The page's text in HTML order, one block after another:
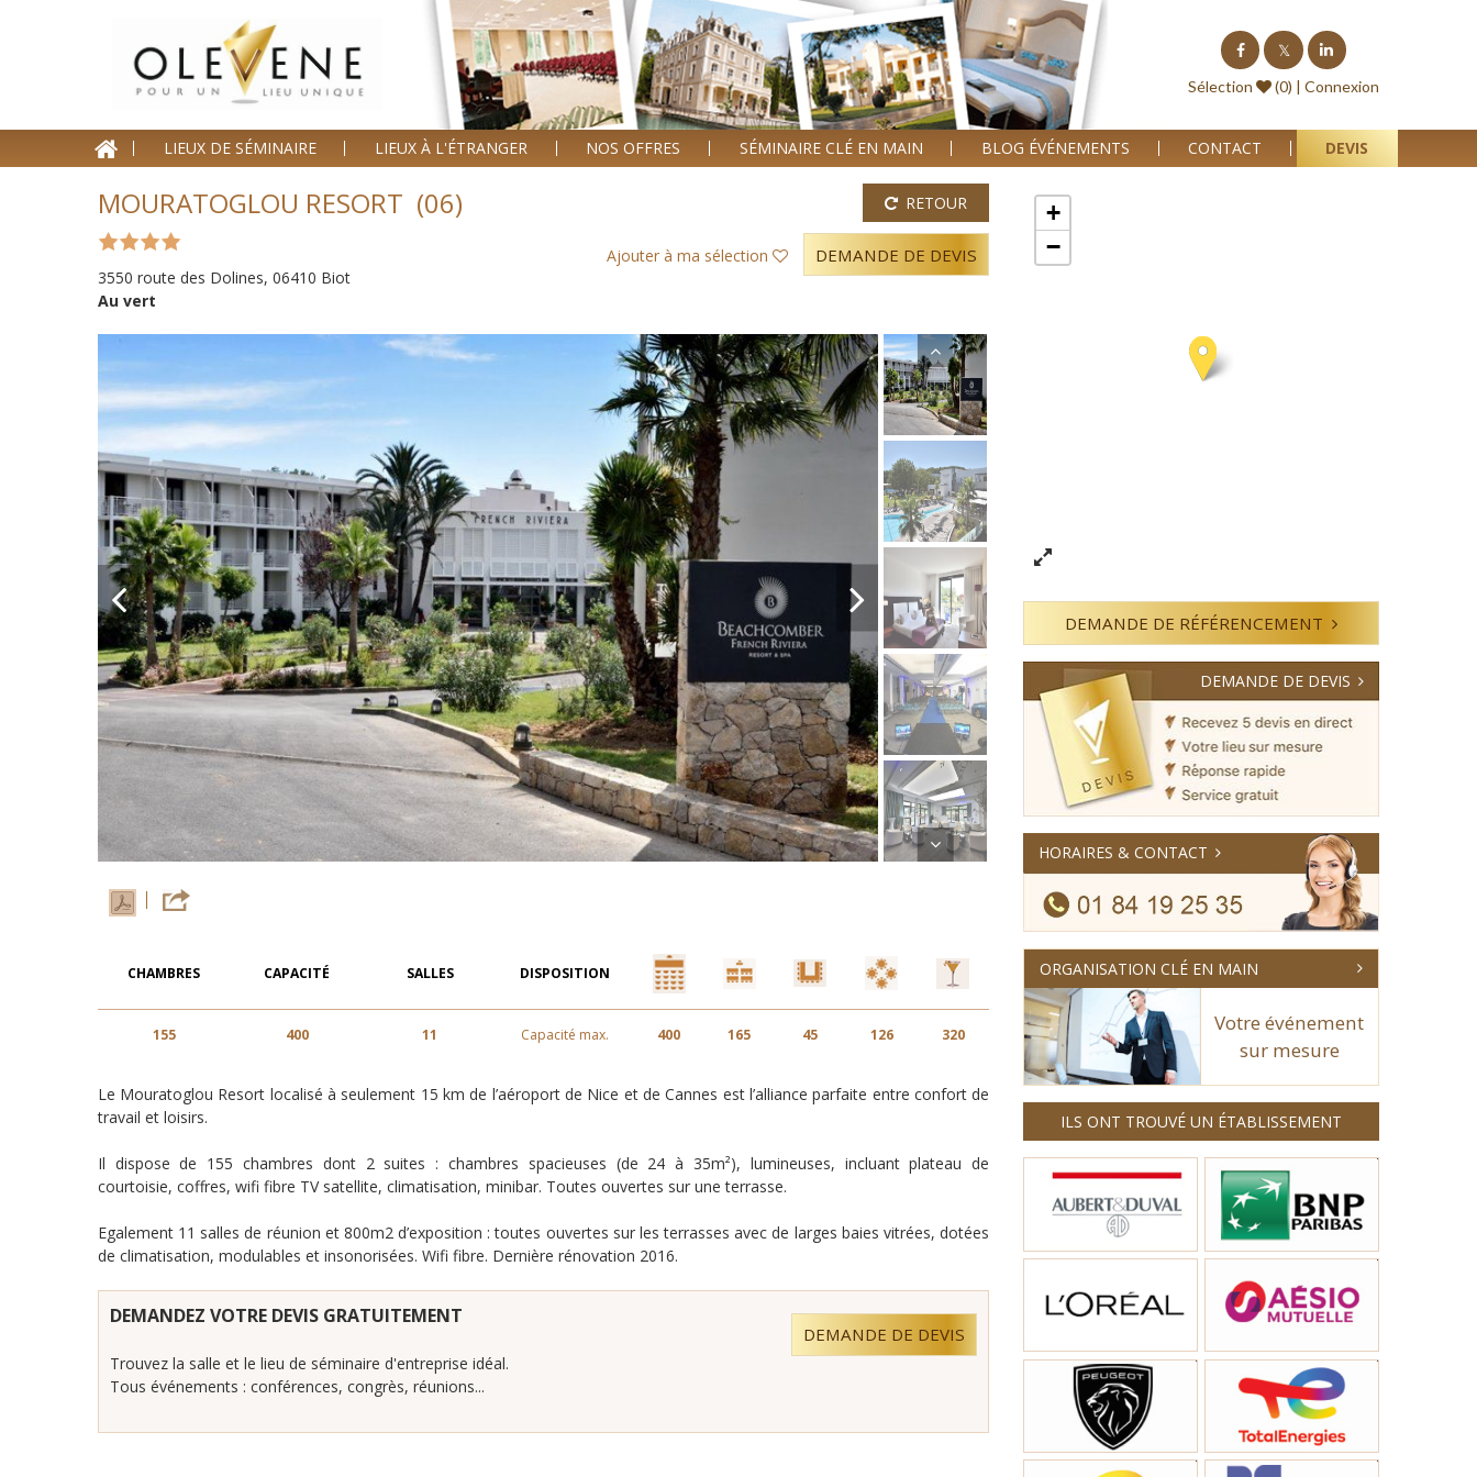
Sélection (0) | Connexion
LIEUX DE SÉMINAIRE LIEUX À L'ÉTRANGER NOS OFFRES SÉMINAIRE CLÉ EN MAIN BLOG ÉVÉNEMENTS CONTACT DEVIS
MOURATOGLOU RESORT (06)
3550 route des Dolines, 06410 Biot
Au vert
RETOUR
Ajouter à ma sélection DEMANDE DE DEVIS
CHAMBRES CAPACITÉ SALLES DISPOSITION
155 400 11 Capacité max. 400 165 45 126 320
Le Mouratoglou Resort localisé à seulement 15 km de l’aéroport de Nice et de Cannes est l’alliance parfaite entre confort de
travail et loisirs.
Il dispose de 155 chambres dont 2 suites : chambres spacieuses (de 24 à 35m²), lumineuses, incluant plateau de
courtoisie, coffres, wifi fibre TV satellite, climatisation, minibar. Toutes ouvertes sur une terrasse.
Egalement 11 salles de réunion et 800m2 d’exposition : toutes ouvertes sur les terrasses avec de larges baies vitrées, dotées
de climatisation, modulables et insonorisées. Wifi fibre. Dernière rénovation 2016.
DEMANDEZ VOTRE DEVIS GRATUITEMENT
Trouvez la salle et le lieu de séminaire d'entreprise idéal.
Tous événements : conférences, congrès, réunions...
DEMANDE DE DEVIS
+
−
DEMANDE DE RÉFÉRENCEMENT
DEMANDE DE DEVIS
HORAIRES & CONTACT
ORGANISATION CLÉ EN MAIN
Votre événement
sur mesure
ILS ONT TROUVÉ UN ÉTABLISSEMENT
Lieux de séminaire
Lieux à l'étranger
Séminaire clé en Main
Blog événements
Contact